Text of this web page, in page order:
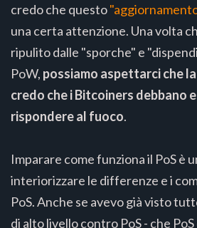
credo che questo
una certa attenzione. Una volta
ripulito dalle "sporche" e
PoW, possiamo aspettarci che
credo che i Bitcoiners debbano
rispondere al fuoco.
Imparare come funziona il PoS è
interiorizzare le differenze e i
PoS. Anche se avevo già visto
di alto livello contro PoS - che